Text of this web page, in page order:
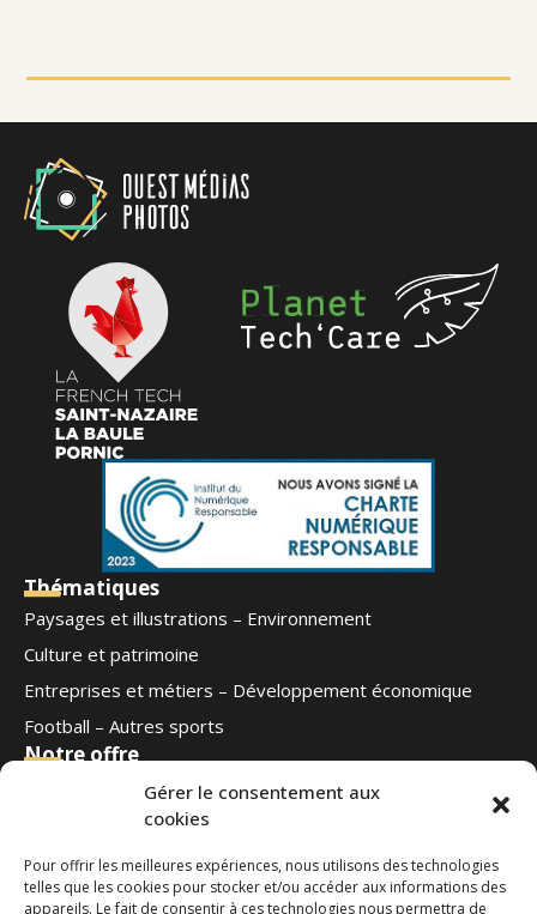
Gérer le consentement aux
cookies
Pour offrir les meilleures expériences, nous utilisons des technologies
telles que les cookies pour stocker et/ou accéder aux informations des
appareils. Le fait de consentir à ces technologies nous permettra de
Thématiques
Paysages et illustrations – Environnement
Culture et patrimoine
Entreprises et métiers – Développement économique
Football – Autres sports
Notre offre
Qui sommes-nous
Contact
Ouest Médias
Nous suivre